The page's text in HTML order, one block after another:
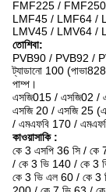
FMF225 / FMF250
LMF45 / LMF64 /
LMV45 / LMV64 /
তোশিবা:
PVB90 / PVB92 /
ট্যাডানো 100
পাম্প।
এসজি015 / এসজি02 /
এসজি 20 / এসজি 25
/ এমএফবি 170 /
কাওয়াসাকি :
কে 3 এসপি 36 সি / কে
/ কে 3 ভি 140 / কে 3
কে 3 ভি এল 60 / কে 3